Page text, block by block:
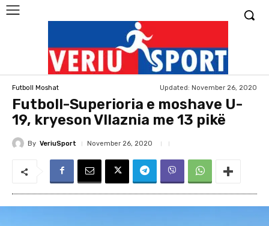
Futboll Moshat Updated: November 26, 2020
Futboll-Superioria e moshave U-
19, kryeson Vllaznia me 13 pikë
By VeriuSport November 26, 2020